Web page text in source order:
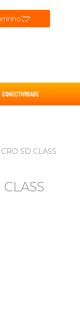
CONECTIVIDADE
SD CLASS